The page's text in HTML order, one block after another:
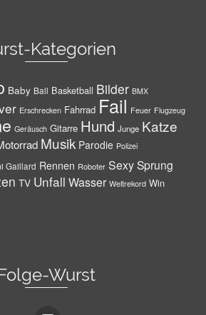
Kategorien
Baby Ball Basketball Bilder BMX
Erschrecken Fahrrad Fail Feuer Flugzeug
Geräusch Gitarre Hund Junge Katze
Musik Parodie Polizei
Gaillard Rennen Roboter SexySprung
TV Unfall Wasser Weltrekord Win
Wurst